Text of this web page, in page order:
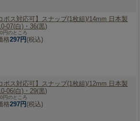
ポス対応可】
スナップ(1枚組)/14mm 日本製
07(白)・36(黒)
円のところ
格297円 (税込)
ポス対応可】
スナップ(1枚組)/12mm 日本製
06(白)・29(黒)
円のところ
格297円 (税込)